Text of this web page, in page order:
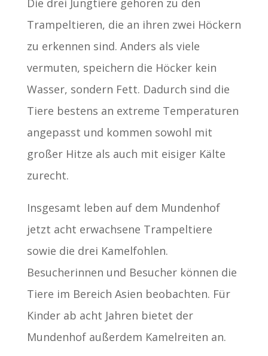
Die drei Jungtiere gehören zu den
Trampeltieren, die an ihren zwei Höckern
zu erkennen sind. Anders als viele
vermuten, speichern die Höcker kein
Wasser, sondern Fett. Dadurch sind die
Tiere bestens an extreme Temperaturen
angepasst und kommen sowohl mit
großer Hitze als auch mit eisiger Kälte
zurecht.
Insgesamt leben auf dem Mundenhof
jetzt acht erwachsene Trampeltiere
sowie die drei Kamelfohlen.
Besucherinnen und Besucher können die
Tiere im Bereich Asien beobachten. Für
Kinder ab acht Jahren bietet der
Mundenhof außerdem Kamelreiten an.